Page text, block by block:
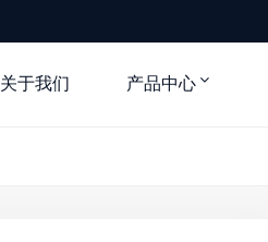
关于我们 产品中心